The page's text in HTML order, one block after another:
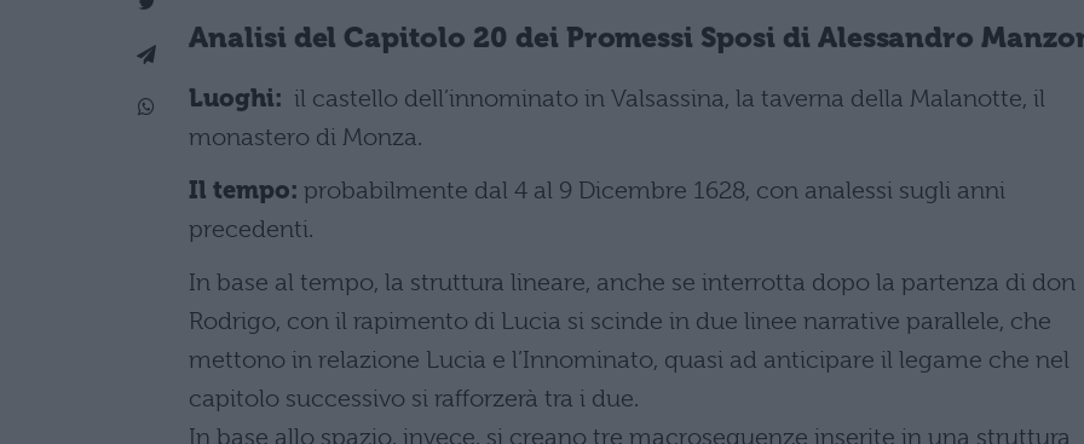
Analisi delCapitolo 20 dei Promessi Sposi di Alessandro
Luoghi: il castello dell’innominato in Valsassina, la taverna della Malanotte, il
monastero di Monza.
Il tempo: probabilmente dal 4 al 9 Dicembre 1628, con analessi sugli anni
precedenti.
In base al tempo, la struttura lineare, anche se interrotta dopo la partenza di don
Rodrigo, con il rapimento di Lucia si scinde in due linee narrative parallele, che
mettono in relazione Lucia e l’Innominato, quasi ad anticipare il legame che nel
capitolo successivo si rafforzerà tra i due.
In base allo spazio, invece, si creano tre macrosequenze inserite in una struttura